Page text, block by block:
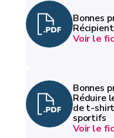
Bonnes
Voir le
Bonnes
Réduire
de t-shirt
sportifs
Voir le